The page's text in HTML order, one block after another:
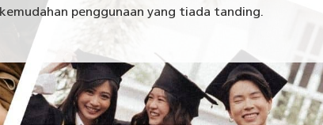
kemudahan penggunaan yang tiada tanding.